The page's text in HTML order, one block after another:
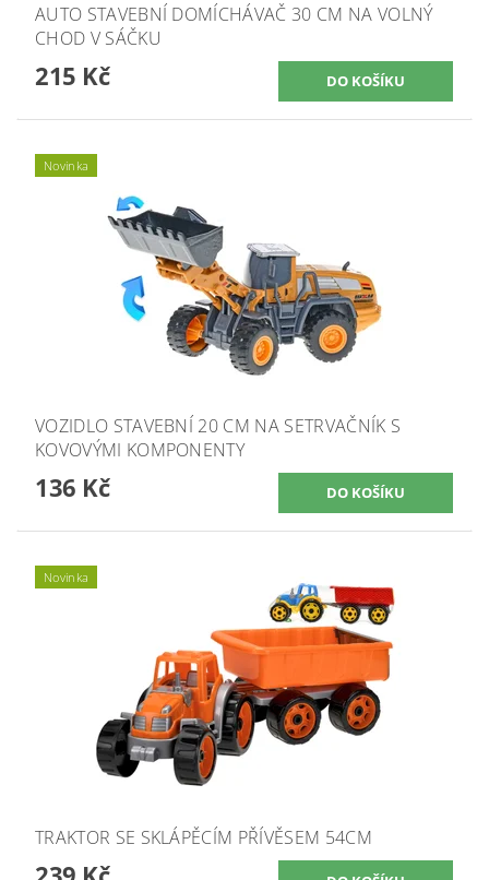
AUTO STAVEBNÍ DOMÍCHÁVAČ 30 CM NA VOLNÝ
CHOD V SÁČKU
215 Kč
Novinka
VOZIDLO STAVEBNÍ 20 CM NA SETRVAČNÍK S
KOVOVÝMI KOMPONENTY
136 Kč
Novinka
TRAKTOR SE SKLÁPĚCÍM PŘÍVĚSEM 54CM